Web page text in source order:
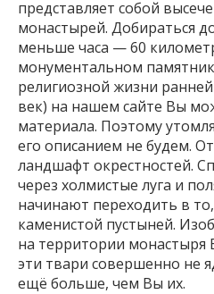
представляет собой
монастырей. Добираться
меньше часа — 60
монументальном
религиозной жизни
век) на нашем сайте Вы
материала. Поэтому
его описанием не будем.
ландшафт окрестностей.
через холмистые луга и
начинают переходить в
каменистой пустыней.
на территории монастыря
эти твари совершенно не
ещё больше, чем Вы их.